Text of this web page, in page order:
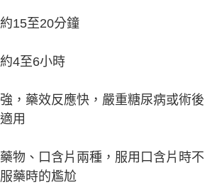
15至20分鐘
4至6小時
，藥效反應快，嚴重糖尿病或術後
用
物、口含片兩種，服用口含片時不
藥時的尷尬